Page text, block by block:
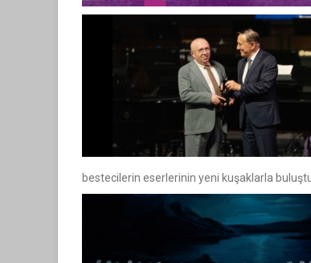
bestecilerin eserlerinin yeni kuşaklarla